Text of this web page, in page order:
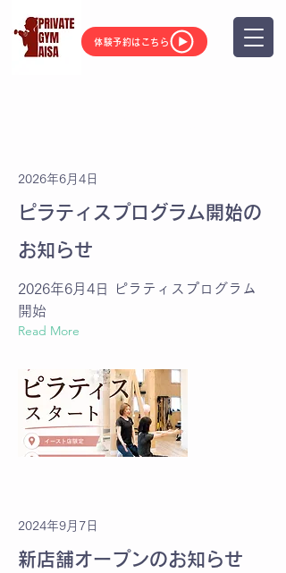
体験予約はこちら
2026年6月4日
ピラティスプログラム開始の
お知らせ
2026年6月4日 ピラティスプログラム
開始
Read More
2024年9月7日
新店舗オープンのお知らせ